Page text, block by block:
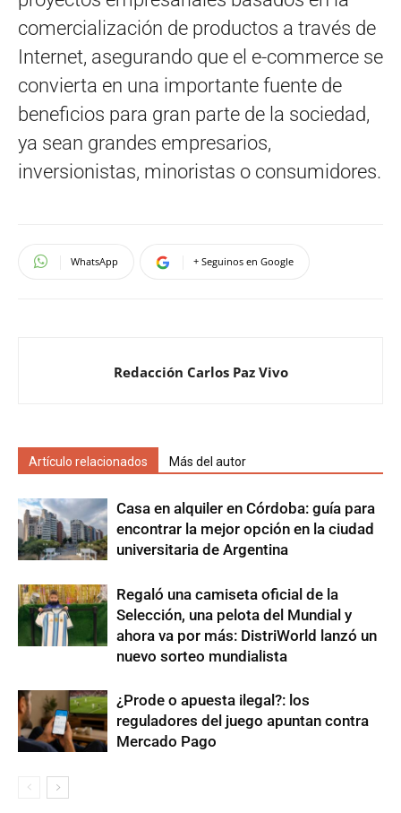
comercialización de productos a través de
Internet, asegurando que el e-commerce se
convierta en una importante fuente de
beneficios para gran parte de la sociedad,
ya sean grandes empresarios,
inversionistas, minoristas o consumidores.
WhatsApp + Seguinos en Google
Redacción Carlos Paz Vivo
Artículo relacionados Más del autor
Casa en alquiler en Córdoba: guía para
encontrar la mejor opción en la ciudad
universitaria de Argentina
Regaló una camiseta oficial de la
Selección, una pelota del Mundial y
ahora va por más: DistriWorld lanzó un
nuevo sorteo mundialista
¿Prode o apuesta ilegal?: los
reguladores del juego apuntan contra
Mercado Pago